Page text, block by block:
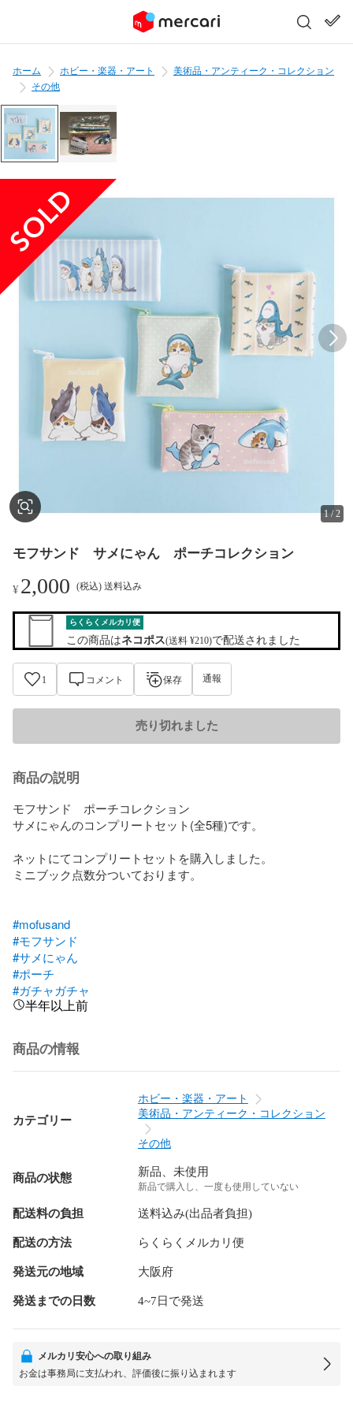
ホーム ホビー・楽器・アート
美術品・アンティーク・コレクション
その他
1/2
モフサンド サメにゃん ポーチコレクション
¥2,000 (税込) 送料込み
らくらくメルカリ便
この商品はネコポス(送料 ¥210)で配送されました
1 コメント 保存 通報
売り切れました
商品の説明
モフサンド　ポーチコレクション
サメにゃんのコンプリートセット(全5種)です。
ネットにてコンプリートセットを購入しました。
ミニブック点数分ついております。
#mofusand
#モフサンド
#サメにゃん
#ポーチ
#ガチャガチャ
半年以上前
商品の情報
カテゴリー
ホビー・楽器・アート
美術品・アンティーク・コレクション
その他
商品の状態 新品、未使用
新品で購入し、一度も使用していない
配送料の負担 送料込み(出品者負担)
配送の方法 らくらくメルカリ便
発送元の地域 大阪府
発送までの日数 4~7日で発送
メルカリ安心への取り組み
お金は事務局に支払われ、評価後に振り込まれます